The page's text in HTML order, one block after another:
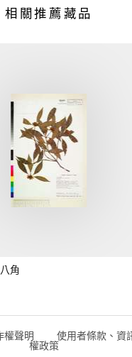
相關推薦藏品
角
權聲明 使用者條款、資
權政策